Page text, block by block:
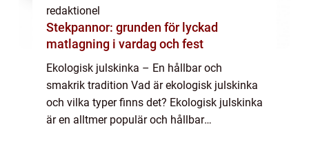
redaktionel
Stekpannor: grunden för lyckad
matlagning i vardag och fest
Ekologisk julskinka – En hållbar och
smakrik tradition Vad är ekologisk julskinka
och vilka typer finns det? Ekologisk julskinka
är en alltmer populär och hållbar